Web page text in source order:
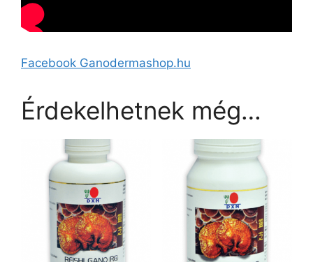
Facebook Ganodermashop.hu
Érdekelhetnek még…